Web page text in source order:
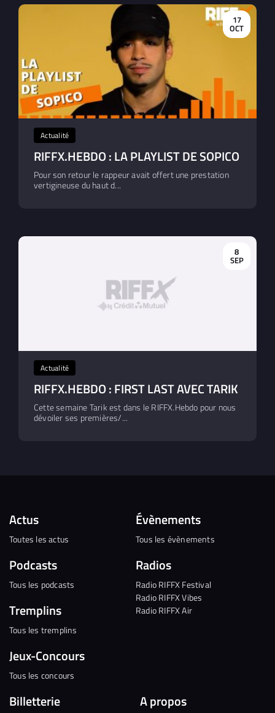
17
OCT
Actualité
RIFFX.HEBDO : LA PLAYLIST DE SOPICO
Pour son retour le rappeur avait offert une prestation
vertigineuse du haut d...
8
SEP
Actualité
RIFFX.HEBDO : FIRST LAST AVEC TARIK
Cette semaine Tarik est dans le RIFFX.Hebdo pour nous
dévoiler ses premières/...
Actus
Toutes les actus
Podcasts
Tous les podcasts
Tremplins
Tous les tremplins
Jeux-Concours
Tous les concours
Évènements
Tous les évènements
Radios
Radio RIFFX Festival
Radio RIFFX Vibes
Radio RIFFX Air
Billetterie A propos